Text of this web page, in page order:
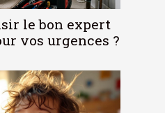
le bon expert
vos urgences ?